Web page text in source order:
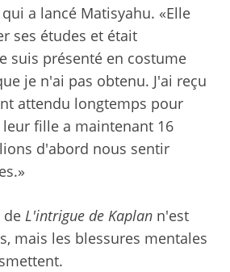
a lancé Matisyahu. «Elle
ses études et était
suis présenté en costume
je n'ai pas obtenu. J'ai reçu
attendu longtemps pour
fille a maintenant 16
d'abord nous sentir
de L'intrigue de Kaplan n'est
mais les blessures mentales